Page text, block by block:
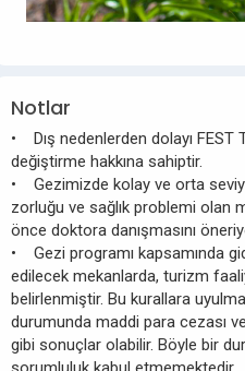
Notlar
• Dış nedenlerden dolayı FEST
değiştirme hakkına sahiptir.
• Gezimizde kolay ve orta
zorluğu ve sağlık problemi olan
önce doktora danışmasını
• Gezi programı kapsamında
edilecek mekanlarda, turizm
belirlenmiştir. Bu kurallara
durumunda maddi para cezası
gibi sonuçlar olabilir. Böyle bir